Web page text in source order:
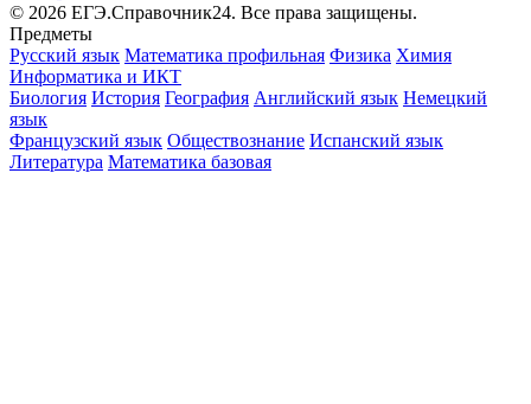
© 2026 ЕГЭ.Справочник24. Все права защищены.
Предметы
Русский язык Математика профильная Физика Химия
Информатика и ИКТ
Биология История География Английский язык Немецкий
язык
Французский язык Обществознание Испанский язык
Литература Математика базовая